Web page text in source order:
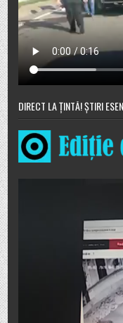
DIRECT LA ȚINTĂ! ȘTIRI